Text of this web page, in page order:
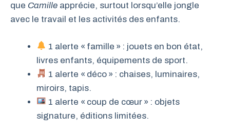
que Camille apprécie, surtout lorsqu’elle jongle
avec le travail et les activités des enfants.
1 alerte « famille » : jouets en bon état,
livres enfants, équipements de sport.
1 alerte « déco » : chaises, luminaires,
miroirs, tapis.
1 alerte « coup de cœur » : objets
signature, éditions limitées.